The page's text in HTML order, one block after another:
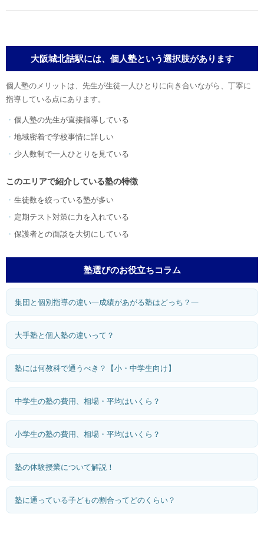
大阪城北詰駅には、個人塾という選択肢があります
個人塾のメリットは、先生が生徒一人ひとりに向き合いながら、丁寧に
指導している点にあります。
個人塾の先生が直接指導している
地域密着で学校事情に詳しい
少人数制で一人ひとりを見ている
このエリアで紹介している塾の特徴
生徒数を絞っている塾が多い
定期テスト対策に力を入れている
保護者との面談を大切にしている
塾選びのお役立ちコラム
集団と個別指導の違い―成績があがる塾はどっち？―
大手塾と個人塾の違いって？
塾には何教科で通うべき？【小・中学生向け】
中学生の塾の費用、相場・平均はいくら？
小学生の塾の費用、相場・平均はいくら？
塾の体験授業について解説！
塾に通っている子どもの割合ってどのくらい？